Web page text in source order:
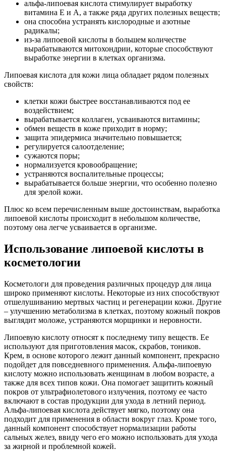
альфа-липоевая кислота стимулирует выработку
витамина Е и А, а также ряда других полезных веществ;
она способна устранять кислородные и азотные
радикалы;
из-за липоевой кислоты в большем количестве
вырабатываются митохондрии, которые способствуют
выработке энергии в клетках организма.
Липоевая кислота для кожи лица обладает рядом полезных
свойств:
клетки кожи быстрее восстанавливаются под ее
воздействием;
вырабатывается коллаген, усваиваются витамины;
обмен веществ в коже приходит в норму;
защита эпидермиса значительно повышается;
регулируется салоотделение;
сужаются поры;
нормализуется кровообращение;
устраняются воспалительные процессы;
вырабатывается больше энергии, что особенно полезно
для зрелой кожи.
Плюс ко всем перечисленным выше достоинствам, выработка
липоевой кислоты происходит в небольшом количестве,
поэтому она легче усваивается в организме.
Использование липоевой кислоты в
косметологии
Косметологи для проведения различных процедур для лица
широко применяют кислоты. Некоторые из них способствуют
отшелушиванию мертвых частиц и регенерации кожи. Другие
– улучшению метаболизма в клетках, поэтому кожный покров
выглядит моложе, устраняются морщинки и неровности.
Липоевую кислоту относят к последнему типу веществ. Ее
используют для приготовления масок, скрабов, тоников.
Крем, в основе которого лежит данный компонент, прекрасно
подойдет для повседневного применения. Альфа-липоевую
кислоту можно использовать женщинам в любом возрасте, а
также для всех типов кожи. Она помогает защитить кожный
покров от ультрафиолетового излучения, поэтому ее часто
включают в состав продукции для ухода в летний период.
Альфа-липоевая кислота действует мягко, поэтому она
подходит для применения в области вокруг глаз. Кроме того,
данный компонент способствует нормализации работы
сальных желез, ввиду чего его можно использовать для ухода
за жирной и проблемной кожей.